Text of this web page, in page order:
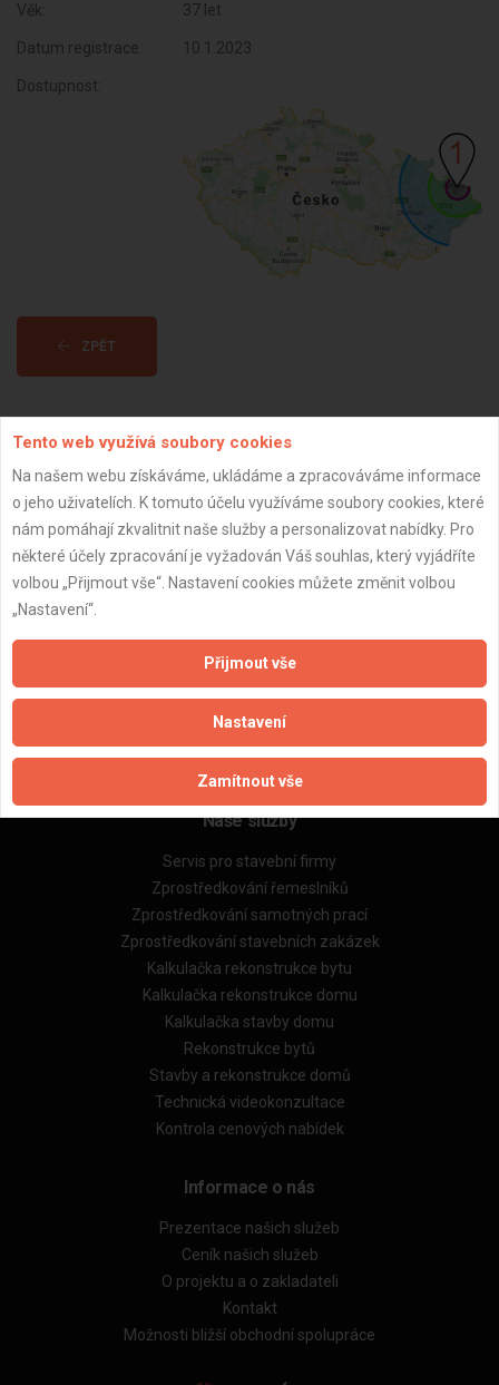
Věk: 37 let
Datum registrace: 10.1.2023
Dostupnost:
ZPĚT
Důležité informace
Zásady pro používání souborů cookie
Naše excelové tabulky online
Naše služby
Servis pro stavební firmy
Zprostředkování řemeslníků
Zprostředkování samotných prací
Zprostředkování stavebních zakázek
Kalkulačka rekonstrukce bytu
Kalkulačka rekonstrukce domu
Kalkulačka stavby domu
Rekonstrukce bytů
Stavby a rekonstrukce domů
Technická videokonzultace
Kontrola cenových nabídek
Informace o nás
Prezentace našich služeb
Ceník našich služeb
O projektu a o zakladateli
Kontakt
Možnosti bližší obchodní spolupráce
Tento web využívá soubory cookies
Na našem webu získáváme, ukládáme a zpracováváme informace
o jeho uživatelích. K tomuto účelu využíváme soubory cookies, které
nám pomáhají zkvalitnit naše služby a personalizovat nabídky. Pro
některé účely zpracování je vyžadován Váš souhlas, který vyjádříte
volbou „Přijmout vše“. Nastavení cookies můžete změnit volbou
„Nastavení“.
Přijmout vše
Nastavení
Zamítnout vše